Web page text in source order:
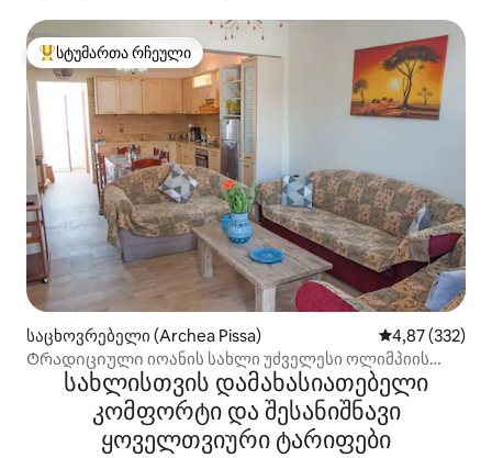
სტუმართა რჩეული მოწინავე ვარიანტი
სტუმართა რჩეული
საცხოვრებელი (Archea Pissa) საშუალო
4,87 (332)
Ტრადიციული იოანის სახლი უძველესი ოლიმპიის
გვერდით
სახლისთვის დამახასიათებელი
კომფორტი და შესანიშნავი
ყოველთვიური ტარიფები